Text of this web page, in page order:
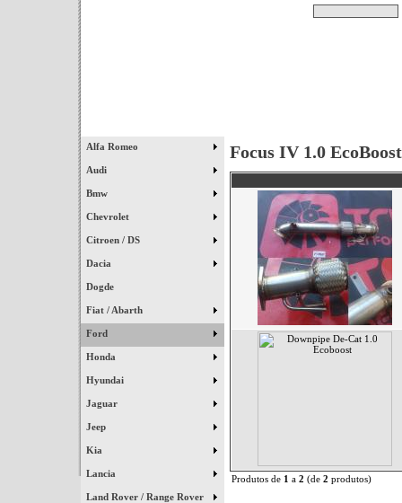
Alfa Romeo
Audi
Bmw
Chevrolet
Citroen / DS
Dacia
Dogde
Fiat / Abarth
Ford
Honda
Hyundai
Jaguar
Jeep
Kia
Lancia
Land Rover / Range Rover
Focus IV 1.0
Produtos de 1 a 2 (de 2 produtos)